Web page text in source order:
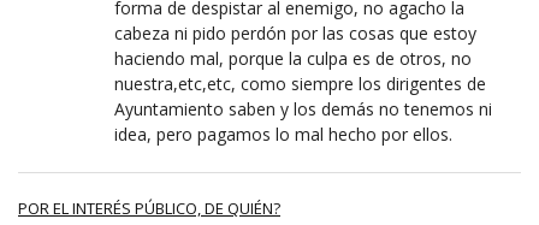
forma de despistar al enemigo, no agacho la
cabeza ni pido perdón por las cosas que estoy
haciendo mal, porque la culpa es de otros, no
nuestra,etc,etc, como siempre los dirigentes de
Ayuntamiento saben y los demás no tenemos ni
idea, pero pagamos lo mal hecho por ellos.
POR EL INTERÉS PÚBLICO, DE QUIÉN?